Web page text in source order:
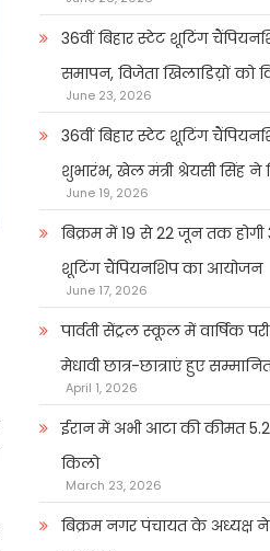
36वीं बिहार स्टेट शूटिंग
समापन, विजेता खिलाडिय़ों को
June 23, 2026
36वीं बिहार स्टेट शूटिंग
शुभारंभ, खेल मंत्री श्रेयसी सिंह ने
June 19, 2026
बिक्रम में 19 से 22 जून तक होगी
शूटिंग चैंपियनशिप का आयोजन
June 17, 2026
पार्वती सेंट्रल स्कूल में वार्षिक
मेधावी छात्र-छात्राएं हुए
April 1, 2026
ईरान में अभी आटा की कीमत 5.2
किलो
March 23, 2026
बिक्रम नगर पंचायत के अध्यक्ष